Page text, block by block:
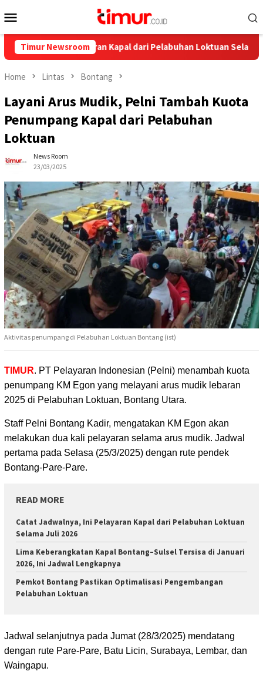
to
Menu
Timur Newsroom
Ini Pelayaran Kapal dari Pelabuhan Loktuan Selama Juli 2026
Home Lintas Bontang
Layani Arus Mudik, Pelni Tambah Kuota
Penumpang Kapal dari Pelabuhan
Loktuan
News Room
23/03/2025
Aktivitas penumpang di Pelabuhan Loktuan Bontang (ist)
TIMUR. PT Pelayaran Indonesian (Pelni) menambah kuota
penumpang KM Egon yang melayani arus mudik lebaran
2025 di Pelabuhan Loktuan, Bontang Utara.
Staff Pelni Bontang Kadir, mengatakan KM Egon akan
melakukan dua kali pelayaran selama arus mudik. Jadwal
pertama pada Selasa (25/3/2025) dengan rute pendek
Bontang-Pare-Pare.
READ MORE
Catat Jadwalnya, Ini Pelayaran Kapal dari Pelabuhan Loktuan
Selama Juli 2026
Lima Keberangkatan Kapal Bontang–Sulsel Tersisa di Januari
2026, Ini Jadwal Lengkapnya
Pemkot Bontang Pastikan Optimalisasi Pengembangan
Pelabuhan Loktuan
Jadwal selanjutnya pada Jumat (28/3/2025) mendatang
dengan rute Pare-Pare, Batu Licin, Surabaya, Lembar, dan
Waingapu.